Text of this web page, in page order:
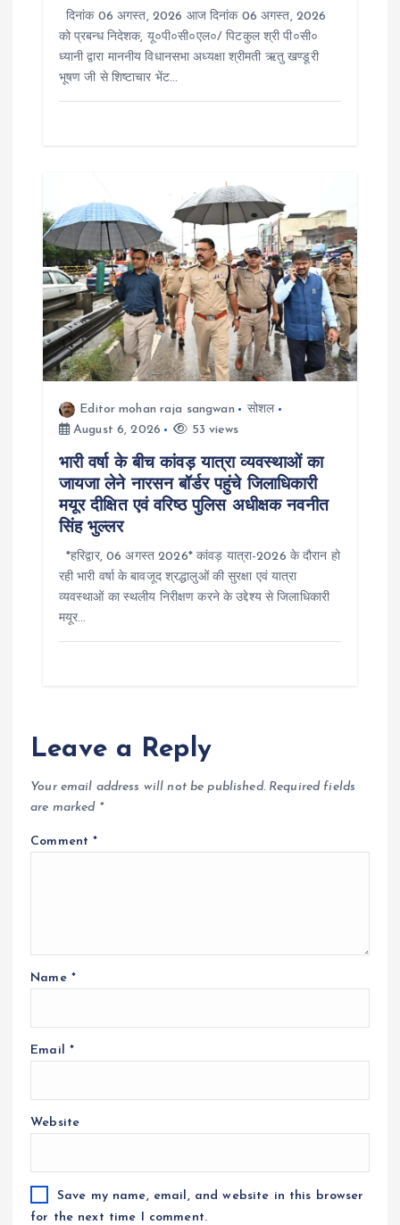
दिनांक 06 अगस्त, 2026 आज दिनांक 06 अगस्त, 2026
को प्रबन्ध निदेशक, यू०पी०सी०एल०/ पिटकुल श्री पी०सी०
ध्यानी द्वारा माननीय विधानसभा अध्यक्षा श्रीमती ऋतु खण्डूरी
भूषण जी से शिष्टाचार भेंट…
Editor mohan raja sangwan
सोशल
August 6, 2026
53 views
भारी वर्षा के बीच कांवड़ यात्रा व्यवस्थाओं का
जायजा लेने नारसन बॉर्डर पहुंचे जिलाधिकारी
मयूर दीक्षित एवं वरिष्ठ पुलिस अधीक्षक नवनीत
सिंह भुल्लर
*हरिद्वार, 06 अगस्त 2026* कांवड़ यात्रा-2026 के दौरान हो
रही भारी वर्षा के बावजूद श्रद्धालुओं की सुरक्षा एवं यात्रा
व्यवस्थाओं का स्थलीय निरीक्षण करने के उद्देश्य से जिलाधिकारी
मयूर…
Leave a Reply
Your email address will not be published. Required fields
are marked *
Comment*
Name *
Email *
Website
Save my name, email, and website in this browser
for the next time I comment.